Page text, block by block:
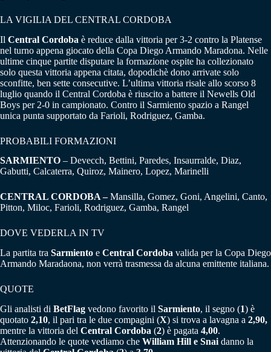
LA VIGILIA DEL CENTRAL CORDOBA
Il Central Cordoba è reduce dalla vittoria per 3-2 contro la Platense
nel turno appena giocato della Copa Diego Armando Maradona. Nelle
ultime cinque partite disputare la formazione ospite ha collezionato
solo questa vittoria appena citata, dopodichè dono arrivate solo
sconfitte, ben sette consecutive. L’ultima vittoria risale allo scorso 8
luglio quando il Central Cordoba è riuscito a battere il Newells Old
Boys per 2-0 in campionato. Contro il Sarmiento spazio a Rangel
unica punta supportato da Farioli, Rodriguez, Gamba.
PROBABILI FORMAZIONI
SARMIENTO – Devecch, Bettini, Paredes, Insaurralde, Diaz,
Gabutti, Calcaterra, Quiroz, Mainero, Lopez, Marinelli
CENTRAL CORDOBA –Mansilla, Gomez, Goni, Angelini, Canto,
Pitton, Miloc, Farioli, Rodriguez, Gamba, Rangel
DOVE VEDERLA IN TV
La partita tra Sarmiento e Central Cordoba valida per la Copa Diego
Armando Maradaona, non verrà trasmessa da alcuna emittente italiana.
QUOTE
Gli analisti di BetFlag vedono favorito il Sarmiento, il segno (1) è
quotato 2,10, il pari tra le due compagini (X) si trova a lavagna a 2,90,
mentre la vittoria del Central Cordoba (2) è pagata 4,00.
Attenzionando le quote vediamo che William Hill e Snai danno la